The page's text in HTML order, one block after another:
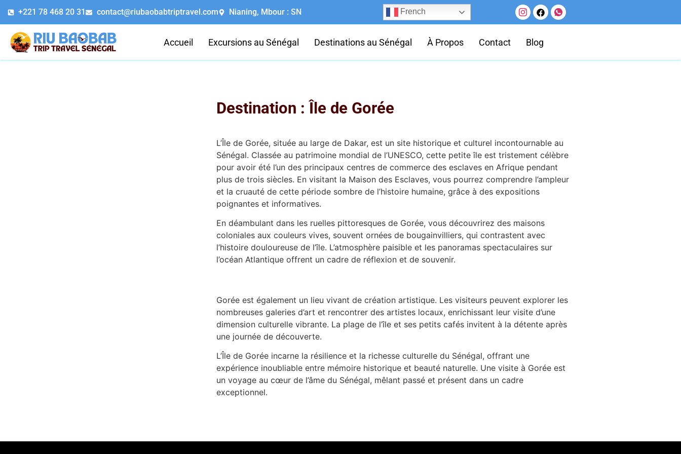
+221 78 468 20 31 contact@riubaobabtriptravel.com Nianing, Mbour : SN French
Accueil Excursions au Sénégal Destinations au Sénégal À Propos Contact Blog
Destination : Île de Gorée
L’Île de Gorée, située au large de Dakar, est un site historique et culturel incontournable au
Sénégal. Classée au patrimoine mondial de l’UNESCO, cette petite île est tristement célèbre
pour avoir été l’un des principaux centres de commerce des esclaves en Afrique pendant
plus de trois siècles. En visitant la Maison des Esclaves, vous pourrez comprendre l’ampleur
et la cruauté de cette période sombre de l’histoire humaine, grâce à des expositions
poignantes et informatives.
En déambulant dans les ruelles pittoresques de Gorée, vous découvrirez des maisons
coloniales aux couleurs vives, souvent ornées de bougainvilliers, qui contrastent avec
l’histoire douloureuse de l’île. L’atmosphère paisible et les panoramas spectaculaires sur
l’océan Atlantique offrent un cadre de réflexion et de souvenir.
Gorée est également un lieu vivant de création artistique. Les visiteurs peuvent explorer les
nombreuses galeries d’art et rencontrer des artistes locaux, enrichissant leur visite d’une
dimension culturelle vibrante. La plage de l’île et ses petits cafés invitent à la détente après
une journée de découverte.
L’Île de Gorée incarne la résilience et la richesse culturelle du Sénégal, offrant une
expérience inoubliable entre mémoire historique et beauté naturelle. Une visite à Gorée est
un voyage au cœur de l’âme du Sénégal, mêlant passé et présent dans un cadre
exceptionnel.